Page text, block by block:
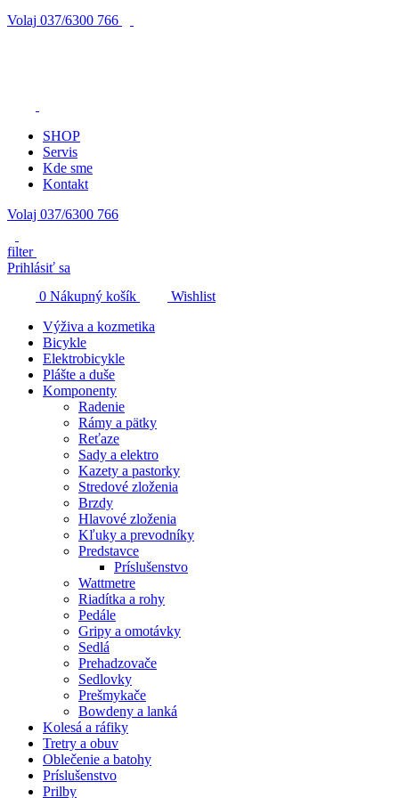
Volaj 037/6300 766
SHOP
Servis
Kde sme
Kontakt
Volaj 037/6300 766
filter
Prihlásiť sa
0 Nákupný košík
Wishlist
Výživa a kozmetika
Bicykle
Elektrobicykle
Plášte a duše
Komponenty
Radenie
Rámy a pätky
Reťaze
Sady a elektro
Kazety a pastorky
Stredové zloženia
Brzdy
Hlavové zloženia
Kľuky a prevodníky
Predstavce
Príslušenstvo
Wattmetre
Riadítka a rohy
Pedále
Gripy a omotávky
Sedlá
Prehadzovače
Sedlovky
Prešmykače
Bowdeny a lanká
Kolesá a ráfiky
Tretry a obuv
Oblečenie a batohy
Príslušenstvo
Prilby